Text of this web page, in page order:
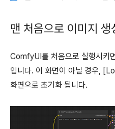
맨 처음으로 이미지 생
ComfyUI를 처음으로 실행시키
입니다. 이 화면이 아닐 경우,
화면으로 초기화 됩니다.